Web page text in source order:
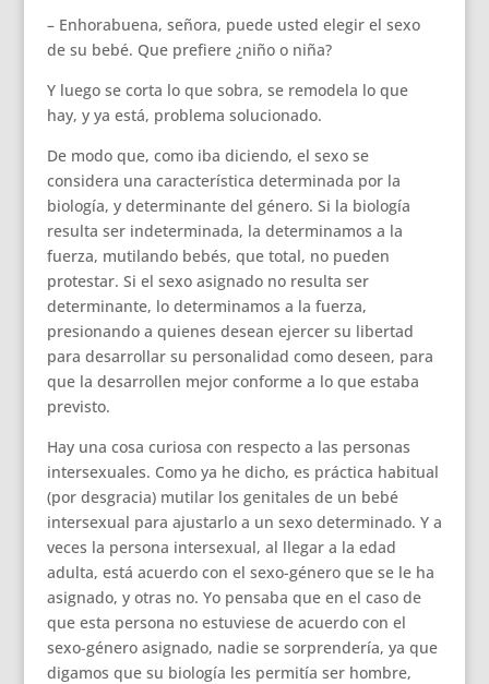
– Enhorabuena, señora, puede usted elegir el sexo
de su bebé. Que prefiere ¿niño o niña?
Y luego se corta lo que sobra, se remodela lo que
hay, y ya está, problema solucionado.
De modo que, como iba diciendo, el sexo se
considera una característica determinada por la
biología, y determinante del género. Si la biología
resulta ser indeterminada, la determinamos a la
fuerza, mutilando bebés, que total, no pueden
protestar. Si el sexo asignado no resulta ser
determinante, lo determinamos a la fuerza,
presionando a quienes desean ejercer su libertad
para desarrollar su personalidad como deseen, para
que la desarrollen mejor conforme a lo que estaba
previsto.
Hay una cosa curiosa con respecto a las personas
intersexuales. Como ya he dicho, es práctica habitual
(por desgracia) mutilar los genitales de un bebé
intersexual para ajustarlo a un sexo determinado. Y a
veces la persona intersexual, al llegar a la edad
adulta, está acuerdo con el sexo-género que se le ha
asignado, y otras no. Yo pensaba que en el caso de
que esta persona no estuviese de acuerdo con el
sexo-género asignado, nadie se sorprendería, ya que
digamos que su biología les permitía ser hombre,